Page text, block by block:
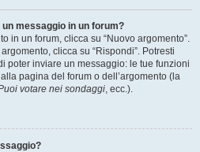
messaggio in un forum?
in un forum, clicca su “Nuovo argomento”.
clicca su “Rispondi”. Potresti
poter inviare un messaggio: le tue funzioni
pagina del forum o dell’argomento (la
votare nei sondaggi, ecc.).